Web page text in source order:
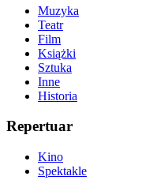
Muzyka
Teatr
Film
Książki
Sztuka
Inne
Historia
Repertuar
Kino
Spektakle